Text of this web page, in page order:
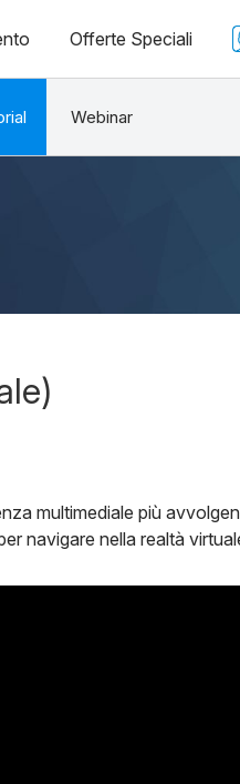
Offerte Speciali
Webinar
multimediale più
navigare nella realtà